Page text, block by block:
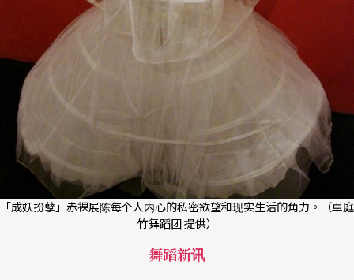
「成妖扮孽」赤裸展陈每个人内心的私密欲望和现实生活的角力。（卓庭
竹舞蹈团 提供）
舞蹈新讯